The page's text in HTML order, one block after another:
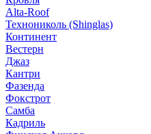
Alta-Roof
Технониколь (Shinglas)
Континент
Вестерн
Джаз
Кантри
Фазенда
Фокстрот
Самба
Кадриль